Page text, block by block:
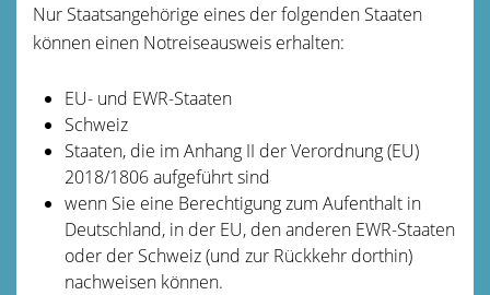
Nur Staatsangehörige eines der folgenden Staaten
können einen Notreiseausweis erhalten:
EU- und EWR-Staaten
Schweiz
Staaten, die im Anhang II der Verordnung (EU)
2018/1806 aufgeführt sind
wenn Sie eine Berechtigung zum Aufenthalt in
Deutschland, in der EU, den anderen EWR-Staaten
oder der Schweiz (und zur Rückkehr dorthin)
nachweisen können.